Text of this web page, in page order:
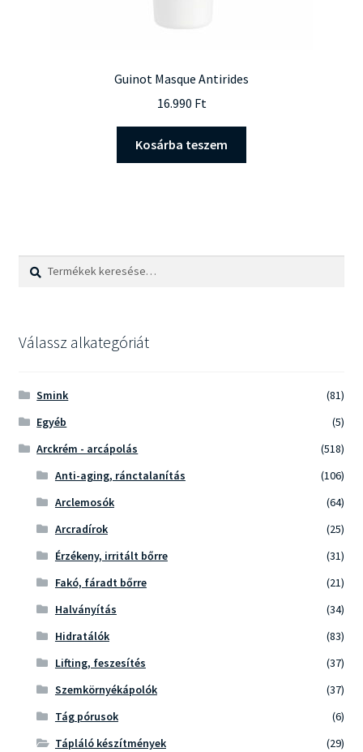
Guinot Masque Antirides
16.990 Ft
Kosárba teszem
Keresés
Keresés
Válassz alkategóriát
Smink
(81)
Egyéb
(5)
Arckrém - arcápolás
(518)
Anti-aging, ránctalanítás
(106)
Arclemosók
(64)
Arcradírok
(25)
Érzékeny, irritált bőrre
(31)
Fakó, fáradt bőrre
(21)
Halványítás
(34)
Hidratálók
(83)
Lifting, feszesítés
(37)
Szemkörnyékápolók
(37)
Tág pórusok
(6)
Tápláló készítmények
(29)